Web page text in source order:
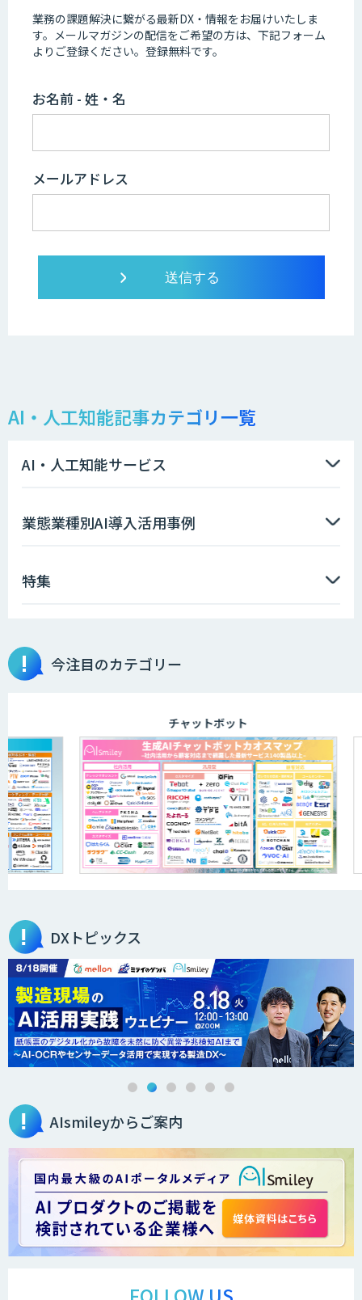
業務の課題解決に繋がる最新DX・情報をお届けいたしま
す。 メールマガジンの配信をご希望の方は、下記フォーム
よりご登録ください。登録無料です。
お名前 - 姓・名
メールアドレス
AI・人工知能記事カテゴリ一覧
AI・人工知能サービス
業態業種別AI導入活用事例
特集
今注目のカテゴリー
チャットボット
DXトピックス
AIsmileyからご案内